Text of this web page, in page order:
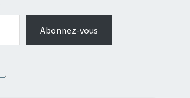
Abonnez-vous
.